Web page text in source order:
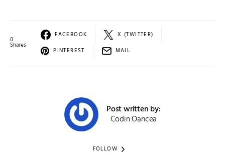
0
Shares
FACEBOOK
X (TWITTER)
PINTEREST
MAIL
Post written by:
Codin Oancea
FOLLOW